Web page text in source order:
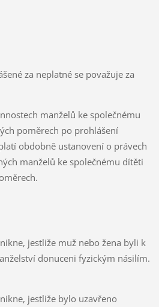
za neplatné se považuje za
manželů ke společnému
poměrech po prohlášení
obdobně ustanovení o právech
manželů ke společnému dítěti
jestliže muž nebo žena byli k
donuceni fyzickým násilím.
jestliže bylo uzavřeno